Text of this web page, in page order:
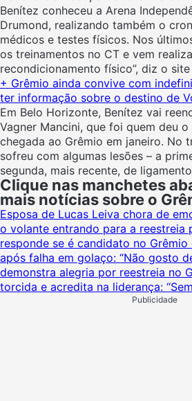
Benítez conheceu a Arena
Drumond, realizando também o
médicos e testes físicos. Nos
os treinamentos no CT e vem
recondicionamento físico”, diz o
+ Grêmio ainda convive com
ter informação sobre o destino de
Em Belo Horizonte, Benítez vai
Vagner Mancini, que foi quem deu o
chegada ao Grêmio em janeiro. No
sofreu com algumas lesões – a
segunda, mais recente, de
Clique nas manchetes
mais notícias sobre o
Esposa de Lucas Leiva chora de
o volante entrando para a reestreia
responde se é candidato no
após falha em golaço: “Não gosto
demonstra alegria por reestreia no
torcida e acredita na liderança:
Publicidade